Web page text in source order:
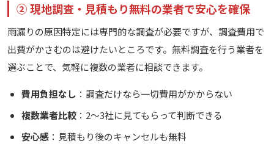
② 現地調査・見積もり無料の業者で安心を確保
雨漏りの原因特定には専門的な調査が必要ですが、調査費用で
出費がかさむのは避けたいところです。無料調査を行う業者を
選ぶことで、気軽に複数の業者に相談できます。
費用負担なし ：調査だけなら一切費用がかからない
複数業者比較：2〜3社に見てもらって判断できる
安心感：見積もり後のキャンセルも無料